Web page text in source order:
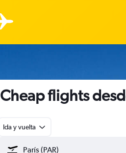
Cheap flights
Ida y vuelta